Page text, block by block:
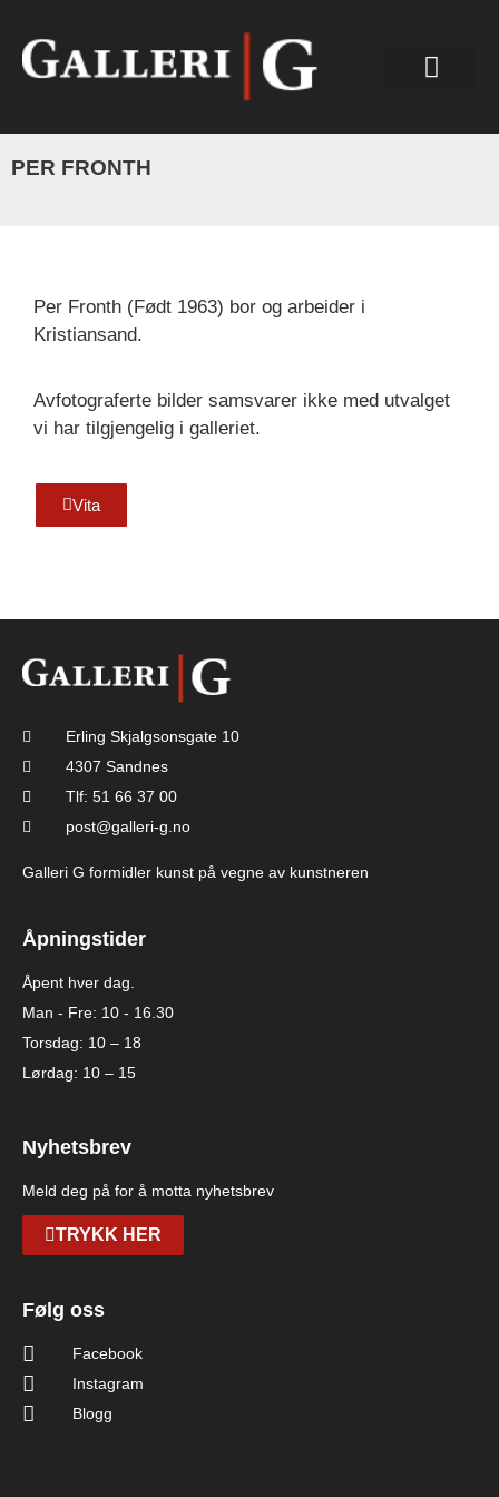
PER FRONTH
Per Fronth (Født 1963) bor og arbeider i
Kristiansand.
Avfotograferte bilder samsvarer ikke med utvalget
vi har tilgjengelig i galleriet.
Vita
Erling Skjalgsonsgate 10
4307 Sandnes
Tlf: 51 66 37 00
post@galleri-g.no
Galleri G formidler kunst på vegne av kunstneren
Åpningstider
Åpent hver dag.
Man - Fre: 10 - 16.30
Torsdag: 10 – 18
Lørdag: 10 – 15
Nyhetsbrev
Meld deg på for å motta nyhetsbrev
TRYKK HER
Følg oss
Facebook
Instagram
Blogg